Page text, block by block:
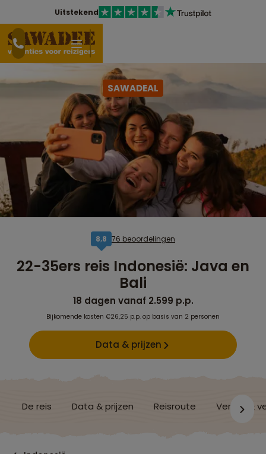
Uitstekend
SAWADEAL
8,8 76 beoordelingen
22-35ers reis Indonesië: Java en
Bali
18 dagen vanaf 2.599 p.p.
Bijkomende kosten €26,25 p.p. op basis van 2 personen
Data & prijzen
De reis Data & prijzen Reisroute Verblijf &